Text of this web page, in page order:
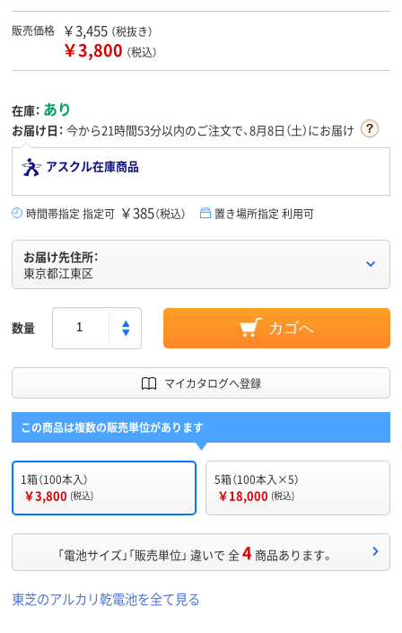
販売価格 ￥3,455 （税抜き）
￥3,800 （税込）
在庫： あり
お届け日： 今から21時間53分以内のご注文で、8月8日（土）にお届け
アスクル在庫商品
時間帯指定 指定可 ￥385（税込） 置き場所指定 利用可
お届け先住所：
東京都江東区
数量 カゴへ
マイカタログへ登録
この商品は複数の販売単位があります
1箱（100本入）
￥3,800 (税込)
5箱（100本入×5）
￥18,000 (税込)
「電池サイズ」「販売単位」 違いで 全4 商品あります。
東芝のアルカリ乾電池を全て見る